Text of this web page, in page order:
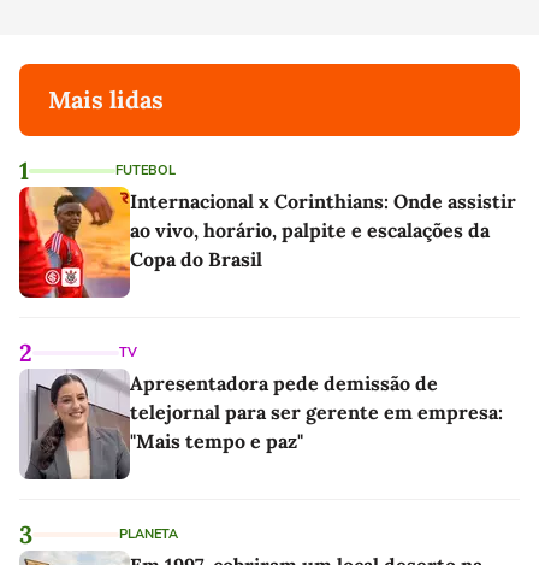
Mais lidas
1 FUTEBOL
Internacional x Corinthians: Onde assistir
ao vivo, horário, palpite e escalações da
Copa do Brasil
2 TV
Apresentadora pede demissão de
telejornal para ser gerente em empresa:
"Mais tempo e paz"
3 PLANETA